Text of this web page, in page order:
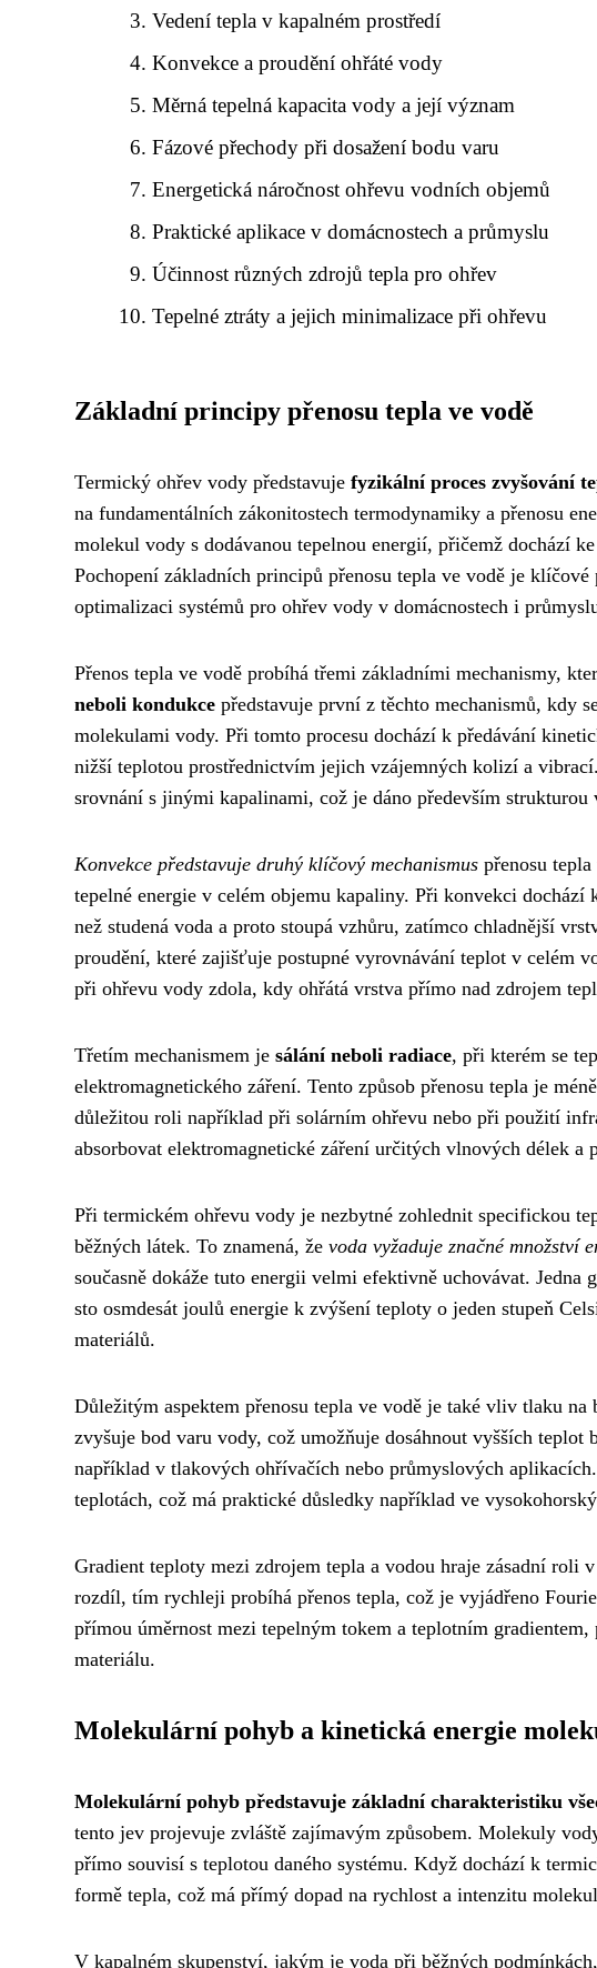
Vedení tepla v kapalném prostředí
Konvekce a proudění ohřáté vody
Měrná tepelná kapacita vody a její význam
Fázové přechody při dosažení bodu varu
Energetická náročnost ohřevu vodních objemů
Praktické aplikace v domácnostech a průmyslu
Účinnost různých zdrojů tepla pro ohřev
Tepelné ztráty a jejich minimalizace při ohřevu
Základní principy přenosu tepla ve vodě
Termický ohřev vody představuje fyzikální proces zvyšování
na fundamentálních zákonitostech termodynamiky a přenosu
molekul vody s dodávanou tepelnou energií, přičemž dochází
Pochopení základních principů přenosu tepla ve vodě je
optimalizaci systémů pro ohřev vody v domácnostech i
Přenos tepla ve vodě probíhá třemi základními mechanismy,
neboli kondukce představuje první z těchto mechanismů, kdy
molekulami vody. Při tomto procesu dochází k předávání
nižší teplotou prostřednictvím jejich vzájemných kolizí a
srovnání s jinými kapalinami, což je dáno především
Konvekce představuje druhý klíčový mechanismus přenosu
tepelné energie v celém objemu kapaliny. Při konvekci dochází
než studená voda a proto stoupá vzhůru, zatímco chladnější
proudění, které zajišťuje postupné vyrovnávání teplot v celém
při ohřevu vody zdola, kdy ohřátá vrstva přímo nad zdrojem
Třetím mechanismem je sálání neboli radiace, při kterém se
elektromagnetického záření. Tento způsob přenosu tepla je
důležitou roli například při solárním ohřevu nebo při použití
absorbovat elektromagnetické záření určitých vlnových délek a
Při termickém ohřevu vody je nezbytné zohlednit specifickou
běžných látek. To znamená, že voda vyžaduje značné množství
současně dokáže tuto energii velmi efektivně uchovávat.
sto osmdesát joulů energie k zvýšení teploty o jeden stupeň
materiálů.
Důležitým aspektem přenosu tepla ve vodě je také vliv tlaku
zvyšuje bod varu vody, což umožňuje dosáhnout vyšších
například v tlakových ohřívačích nebo průmyslových
teplotách, což má praktické důsledky například ve
Gradient teploty mezi zdrojem tepla a vodou hraje zásadní roli
rozdíl, tím rychleji probíhá přenos tepla, což je vyjádřeno
přímou úměrnost mezi tepelným tokem a teplotním
materiálu.
Molekulární pohyb a kinetická energie
Molekulární pohyb představuje základní charakteristiku
tento jev projevuje zvláště zajímavým způsobem. Molekuly
přímo souvisí s teplotou daného systému. Když dochází k
formě tepla, což má přímý dopad na rychlost a intenzitu
V kapalném skupenství, jakým je voda při běžných